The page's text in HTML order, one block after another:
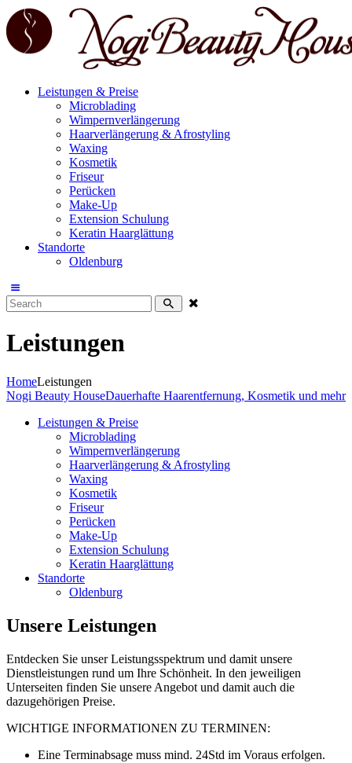
Leistungen & Preise
Microblading
Wimpernverlängerung
Haarverlängerung & Afrostyling
Waxing
Kosmetik
Friseur
Perücken
Make-Up
Extension Schulung
Keratin Haarglättung
Standorte
Oldenburg
Leistungen
HomeLeistungen
Nogi Beauty HouseDauerhafte Haarentfernung, Kosmetik und mehr
Leistungen & Preise
Microblading
Wimpernverlängerung
Haarverlängerung & Afrostyling
Waxing
Kosmetik
Friseur
Perücken
Make-Up
Extension Schulung
Keratin Haarglättung
Standorte
Oldenburg
Unsere Leistungen
Entdecken Sie unser Leistungsspektrum und damit unsere
Dienstleistungen rund um Ihre Schönheit. In den jeweiligen
Unterseiten finden Sie unsere Angebot und damit auch die
dazugehörigen Preise.
WICHTIGE INFORMATIONEN ZU TERMINEN:
Eine Terminabsage muss mind. 24Std im Voraus erfolgen.